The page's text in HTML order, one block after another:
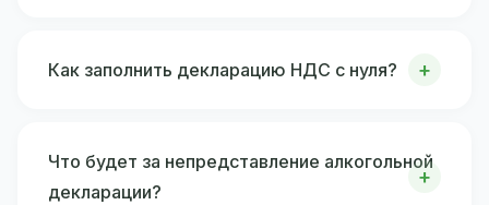
Как заполнить декларацию НДС с нуля?
Что будет за непредставление алкогольной
декларации?